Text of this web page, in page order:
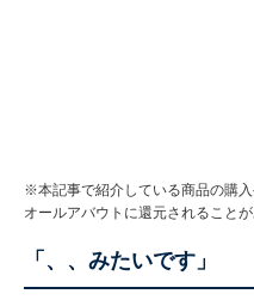
※本記事で紹介している商品の購
オールアバウトに還元されることが
「、、みたいです」